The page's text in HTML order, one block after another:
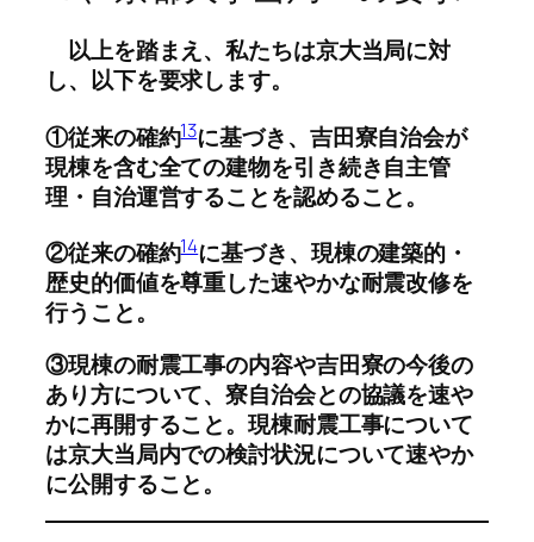
以上を踏まえ、私たちは京大当局に対
し、以下を要求します。
①従来の確約13に基づき、吉田寮自治会が
現棟を含む全ての建物を引き続き自主管
理・自治運営することを認めること。
②従来の確約14に基づき、現棟の建築的・
歴史的価値を尊重した速やかな耐震改修を
行うこと。
③現棟の耐震工事の内容や吉田寮の今後の
あり方について、寮自治会との協議を速や
かに再開すること。現棟耐震工事について
は京大当局内での検討状況について速やか
に公開すること。